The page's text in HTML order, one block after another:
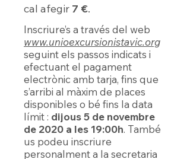
cal afegir 7 €.
Inscriure’s a través del web
www.unioexcursionistavic.org
seguint els passos indicats i
efectuant el pagament
electrònic amb tarja, fins que
s’arribi al màxim de places
disponibles o bé fins la data
límit : dijous 5 de novembre
de 2020 a les 19:00h. També
us podeu inscriure
personalment a la secretaria